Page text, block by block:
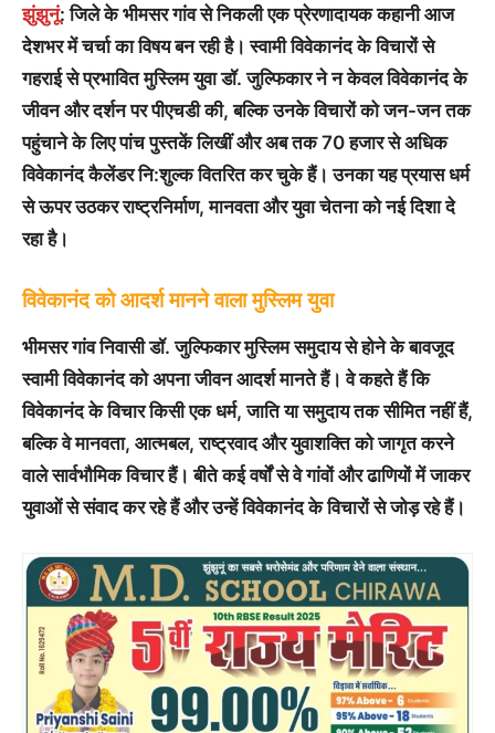
झुंझुनूं: जिले के भीमसर गांव से निकली एक प्रेरणादायक कहानी आज
देशभर में चर्चा का विषय बन रही है। स्वामी विवेकानंद के विचारों से
गहराई से प्रभावित मुस्लिम युवा डॉ. जुल्फिकार ने न केवल विवेकानंद के
जीवन और दर्शन पर पीएचडी की, बल्कि उनके विचारों को जन-जन तक
पहुंचाने के लिए पांच पुस्तकें लिखीं और अब तक 70 हजार से अधिक
विवेकानंद कैलेंडर नि:शुल्क वितरित कर चुके हैं। उनका यह प्रयास धर्म
से ऊपर उठकर राष्ट्रनिर्माण, मानवता और युवा चेतना को नई दिशा दे
रहा है।
विवेकानंद को आदर्श मानने वाला मुस्लिम युवा
भीमसर गांव निवासी डॉ. जुल्फिकार मुस्लिम समुदाय से होने के बावजूद
स्वामी विवेकानंद को अपना जीवन आदर्श मानते हैं। वे कहते हैं कि
विवेकानंद के विचार किसी एक धर्म, जाति या समुदाय तक सीमित नहीं हैं,
बल्कि वे मानवता, आत्मबल, राष्ट्रवाद और युवाशक्ति को जागृत करने
वाले सार्वभौमिक विचार हैं। बीते कई वर्षों से वे गांवों और ढाणियों में जाकर
युवाओं से संवाद कर रहे हैं और उन्हें विवेकानंद के विचारों से जोड़ रहे हैं।